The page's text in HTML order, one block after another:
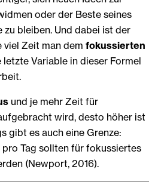
oder der Beste seines
zu bleiben. Und dabei ist der
viel Zeit man dem fokussierten
Variable in dieser Formel
und je mehr Zeit für
wird, desto höher ist
gibt es auch eine Grenze:
pro Tag sollten für fokussiertes
(Newport, 2016).